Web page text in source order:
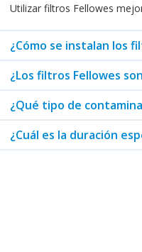
diversidad de su oferta
En conclusión, optar por
usuario, Fellowes continúa
Utilizar filtros Fellowes
¿Cómo se instalan los
¿Los filtros Fellowes
¿Qué tipo de
¿Cuál es la duración